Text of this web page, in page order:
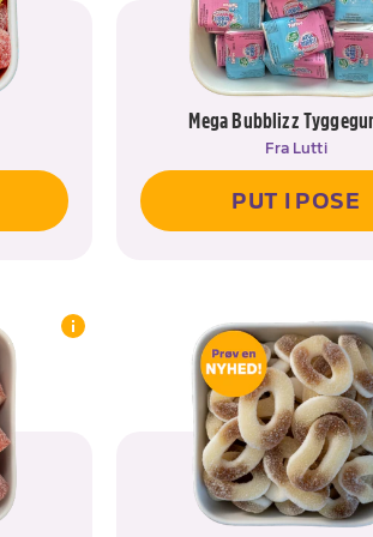
Mega Bubblizz
Fra Lutti
PUT I POSE